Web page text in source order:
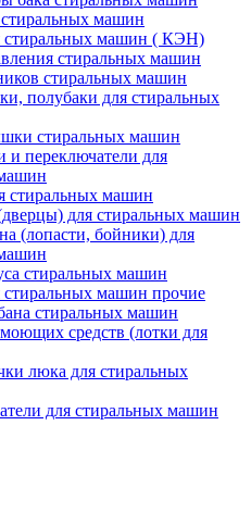
машин
стиральных машин ( КЭН)
стиральных машин
стиральных машин
полубаки для стиральных
стиральных машин
и переключатели для
стиральных машин
для стиральных машин
(лопасти, бойники) для
стиральных машин
стиральных машин прочие
стиральных машин
средств (лотки для
люка для стиральных
для стиральных машин